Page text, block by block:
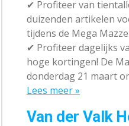
✔ Profiteer van
duizenden artikelen
tijdens de Mega
✔ Profiteer dagelijks
hoge kortingen! De
donderdag 21 maart
Lees meer »
Van der Valk